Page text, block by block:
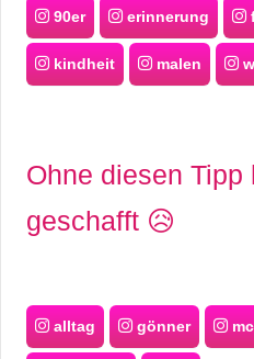
90er erinnerung
kindheit malen
Ohne diesen
geschafft 😥
alltag gönner